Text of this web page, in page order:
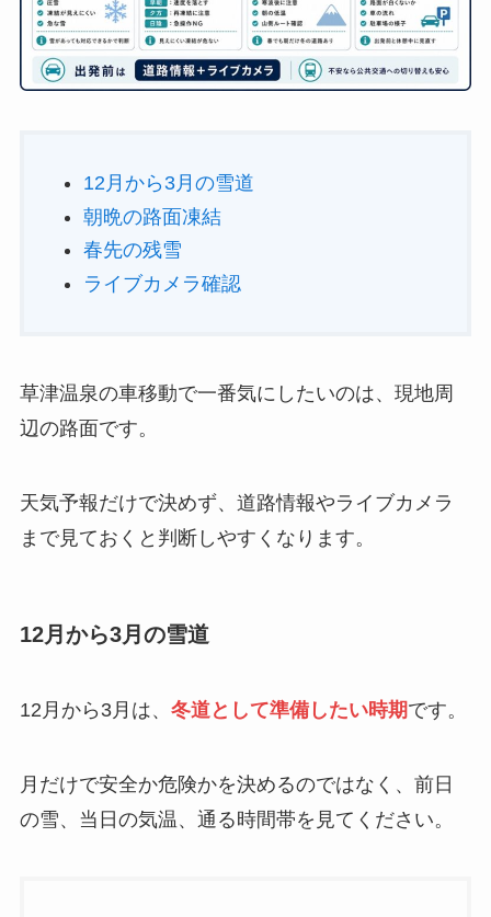
12月から3月の雪道
朝晩の路面凍結
春先の残雪
ライブカメラ確認
草津温泉の車移動で一番気にしたいのは、現地周
辺の路面です。
天気予報だけで決めず、道路情報やライブカメラ
まで見ておくと判断しやすくなります。
12月から3月の雪道
12月から3月は、 冬道として準備したい時期です。
月だけで安全か危険かを決めるのではなく、前日
の雪、当日の気温、通る時間帯を見てください。